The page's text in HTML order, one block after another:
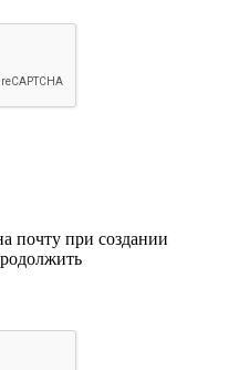
почту при создании